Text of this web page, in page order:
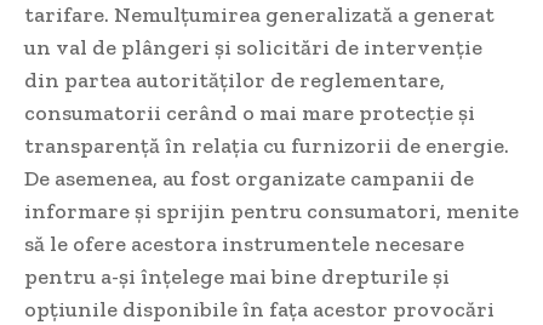
tarifare. Nemulțumirea generalizată a generat
un val de plângeri și solicitări de intervenție
din partea autorităților de reglementare,
consumatorii cerând o mai mare protecție și
transparență în relația cu furnizorii de energie.
De asemenea, au fost organizate campanii de
informare și sprijin pentru consumatori, menite
să le ofere acestora instrumentele necesare
pentru a-și înțelege mai bine drepturile și
opțiunile disponibile în fața acestor provocări